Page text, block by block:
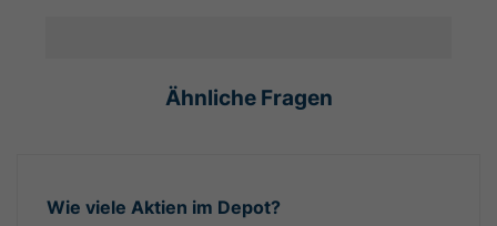
Ähnliche Fragen
Wie viele Aktien im Depot?